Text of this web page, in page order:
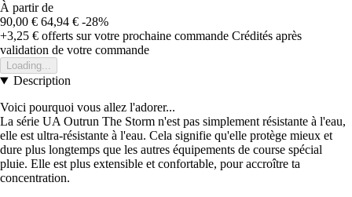
À partir de
90,00 € 64,94 € -28%
+3,25 € offerts sur votre prochaine commande Crédités après
validation de votre commande
Loading...
Description
Voici pourquoi vous allez l'adorer...
La série UA Outrun The Storm n'est pas simplement résistante à l'eau,
elle est ultra-résistante à l'eau. Cela signifie qu'elle protège mieux et
dure plus longtemps que les autres équipements de course spécial
pluie. Elle est plus extensible et confortable, pour accroître ta
concentration.